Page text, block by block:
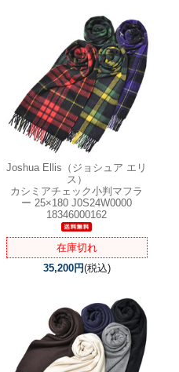
Joshua Ellis（ジョシュア エリ
ス）
カシミアチェック小判マフラ
ー 25×180 J0S24W0000
18346000162
在庫切れ
35,200円(税込)